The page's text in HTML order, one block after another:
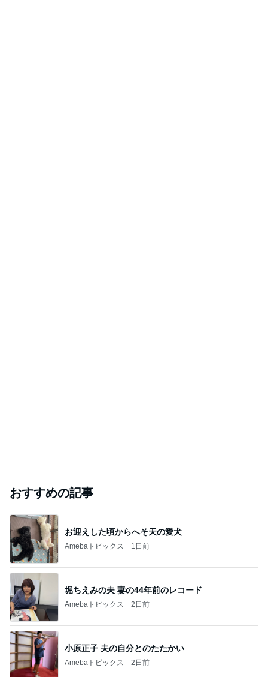
おすすめの記事
お迎えした頃からへそ天の愛犬
Amebaトピックス 1日前
堀ちえみの夫 妻の44年前のレコード
Amebaトピックス 2日前
小原正子 夫の自分とのたたかい
Amebaトピックス 2日前